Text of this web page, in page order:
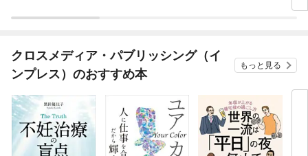
クロスメディア・パブリッシング（イ
ンプレス）のおすすめ本
もっと見る